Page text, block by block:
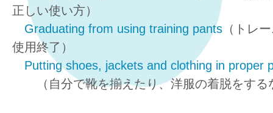
正しい使い方）
Graduating from using training pants （トレ
使用終了）
Putting shoes, jackets and clothing in proper
（自分で靴を揃えたり、洋服の着脱をする